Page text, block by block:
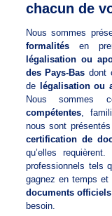
chacun de
Nous sommes
formalitésen
légalisation ou
des Pays-Bas dont
de
légalisation ou
Nous sommes
compétentes,
nous sont
certification de
qu’elles
professionnels tels
gagnez en temps et
documents
besoin.